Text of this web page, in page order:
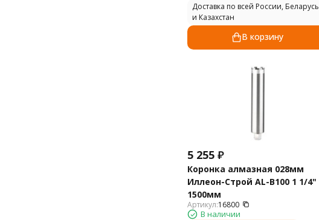
Доставка по всей России, Беларусь
и Казахстан
В корзину
5 255 ₽
Коронка алмазная 028мм
Иллеон-Строй AL-B100 1 1/4"
1500мм
Артикул:16800
В наличии